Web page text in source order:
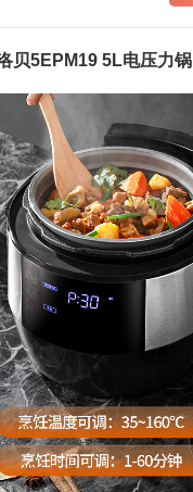
贝5EPM19 5L电压力锅